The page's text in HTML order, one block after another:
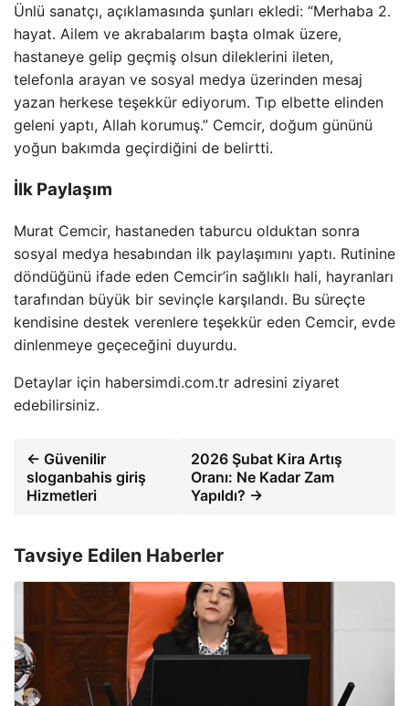
Ünlü sanatçı, açıklamasında şunları ekledi: “Merhaba 2.
hayat. Ailem ve akrabalarım başta olmak üzere,
hastaneye gelip geçmiş olsun dileklerini ileten,
telefonla arayan ve sosyal medya üzerinden mesaj
yazan herkese teşekkür ediyorum. Tıp elbette elinden
geleni yaptı, Allah korumuş.” Cemcir, doğum gününü
yoğun bakımda geçirdiğini de belirtti.
İlk Paylaşım
Murat Cemcir, hastaneden taburcu olduktan sonra
sosyal medya hesabından ilk paylaşımını yaptı. Rutinine
döndüğünü ifade eden Cemcir’in sağlıklı hali, hayranları
tarafından büyük bir sevinçle karşılandı. Bu süreçte
kendisine destek verenlere teşekkür eden Cemcir, evde
dinlenmeye geçeceğini duyurdu.
Detaylar için habersimdi.com.tr adresini ziyaret
edebilirsiniz.
← Güvenilir
sloganbahis giriş
Hizmetleri
2026 Şubat Kira Artış
Oranı: Ne Kadar Zam
Yapıldı? →
Tavsiye Edilen Haberler